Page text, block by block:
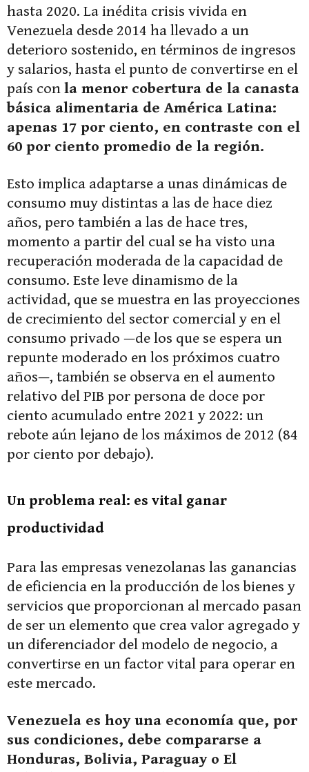
hasta 2020. La inédita crisis vivida en
Venezuela desde 2014 ha llevado a un
deterioro sostenido, en términos de ingresos
y salarios, hasta el punto de convertirse en el
país con la menor cobertura de la canasta
básica alimentaria de América Latina:
apenas 17 por ciento, en contraste con el
60 por ciento promedio de la región.
Esto implica adaptarse a unas dinámicas de
consumo muy distintas a las de hace diez
años, pero también a las de hace tres,
momento a partir del cual se ha visto una
recuperación moderada de la capacidad de
consumo. Este leve dinamismo de la
actividad, que se muestra en las proyecciones
de crecimiento del sector comercial y en el
consumo privado —de los que se espera un
repunte moderado en los próximos cuatro
años—, también se observa en el aumento
relativo del PIB por persona de doce por
ciento acumulado entre 2021 y 2022: un
rebote aún lejano de los máximos de 2012 (84
por ciento por debajo).
Un problema real: es vital ganar
productividad
Para las empresas venezolanas las ganancias
de eficiencia en la producción de los bienes y
servicios que proporcionan al mercado pasan
de ser un elemento que crea valor agregado y
un diferenciador del modelo de negocio, a
convertirse en un factor vital para operar en
este mercado.
Venezuela es hoy una economía que, por
sus condiciones, debe compararse a
Honduras, Bolivia, Paraguay o El